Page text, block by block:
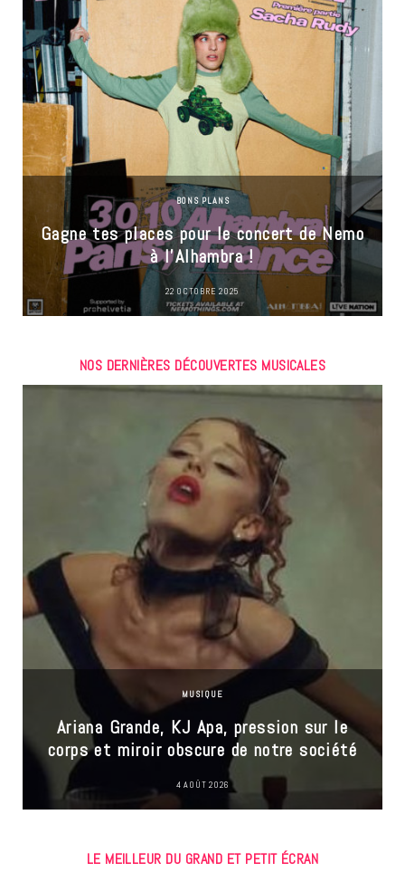
BONS PLANS
Gagne tes places pour le concert de Nemo
à l’Alhambra !
22 OCTOBRE 2025
NOS DERNIÈRES DÉCOUVERTES MUSICALES
MUSIQUE
Ariana Grande, KJ Apa, pression sur le
corps et miroir obscure de notre société
4 AOÛT 2026
LE MEILLEUR DU GRAND ET PETIT ÉCRAN